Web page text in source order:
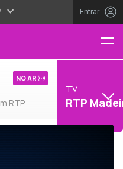
Entrar
RTP
NO AR
TV
RTP